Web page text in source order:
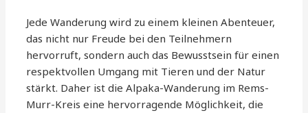
Jede Wanderung wird zu einem kleinen Abenteuer,
das nicht nur Freude bei den Teilnehmern
hervorruft, sondern auch das Bewusstsein für einen
respektvollen Umgang mit Tieren und der Natur
stärkt. Daher ist die Alpaka-Wanderung im Rems-
Murr-Kreis eine hervorragende Möglichkeit, die